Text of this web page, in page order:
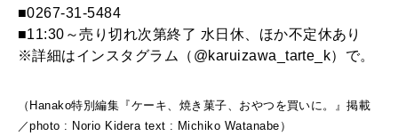
■0267-31-5484
■11:30～売り切れ次第終了 水日休、ほか不定休あり
※詳細はインスタグラム（@karuizawa_tarte_k）で。
（Hanako特別編集『ケーキ、焼き菓子、おやつを買いに。』掲載
／photo : Norio Kidera text : Michiko Watanabe）